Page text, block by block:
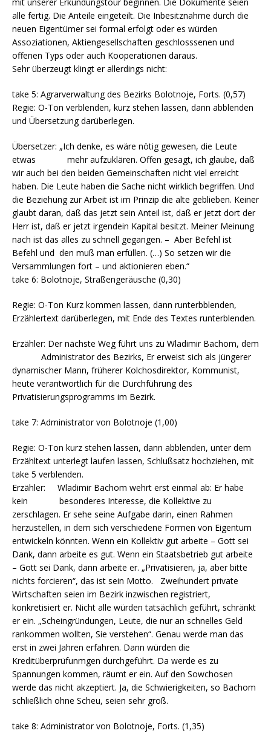
alle fertig. Die Anteile eingeteilt. Die Inbesitznahme durch die
neuen Eigentümer sei formal erfolgt oder es würden
Assoziationen, Aktiengesellschaften geschlosssenen und
offenen Typs oder auch Kooperationen daraus.
Sehr überzeugt klingt er allerdings nicht:
take 5: Agrarverwaltung des Bezirks Bolotnoje, Forts. (0,57)
Regie: O-Ton verblenden, kurz stehen lassen, dann abblenden
und Übersetzung darüberlegen.
Übersetzer: „Ich denke, es wäre nötig gewesen, die Leute
etwas mehr aufzuklären. Offen gesagt, ich glaube, daß
wir auch bei den beiden Gemeinschaften nicht viel erreicht
haben. Die Leute haben die Sache nicht wirklich begriffen. Und
die Beziehung zur Arbeit ist im Prinzip die alte geblieben. Keiner
glaubt daran, daß das jetzt sein Anteil ist, daß er jetzt dort der
Herr ist, daß er jetzt irgendein Kapital besitzt. Meiner Meinung
nach ist das alles zu schnell gegangen. – Aber Befehl ist
Befehl und den muß man erfüllen. (…) So setzen wir die
Versammlungen fort – und aktionieren eben.“
take 6: Bolotnoje, Straßengeräusche (0,30)
Regie: O-Ton Kurz kommen lassen, dann runterbblenden,
Erzählertext darüberlegen, mit Ende des Textes runterblenden.
Erzähler: Der nächste Weg führt uns zu Wladimir Bachom, dem
Administrator des Bezirks, Er erweist sich als jüngerer
dynamischer Mann, früherer Kolchosdirektor, Kommunist,
heute verantwortlich für die Durchführung des
Privatisierungsprogramms im Bezirk.
take 7: Administrator von Bolotnoje (1,00)
Regie: O-Ton kurz stehen lassen, dann abblenden, unter dem
Erzähltext unterlegt laufen lassen, Schlußsatz hochziehen, mit
take 5 verblenden.
Erzähler: Wladimir Bachom wehrt erst einmal ab: Er habe
kein besonderes Interesse, die Kollektive zu
zerschlagen. Er sehe seine Aufgabe darin, einen Rahmen
herzustellen, in dem sich verschiedene Formen von Eigentum
entwickeln könnten. Wenn ein Kollektiv gut arbeite – Gott sei
Dank, dann arbeite es gut. Wenn ein Staatsbetrieb gut arbeite
– Gott sei Dank, dann arbeite er. „Privatisieren, ja, aber bitte
nichts forcieren“, das ist sein Motto. Zweihundert private
Wirtschaften seien im Bezirk inzwischen registriert,
konkretisiert er. Nicht alle würden tatsächlich geführt, schränkt
er ein. „Scheingründungen, Leute, die nur an schnelles Geld
rankommen wollten, Sie verstehen“. Genau werde man das
erst in zwei Jahren erfahren. Dann würden die
Kreditüberprüfunmgen durchgeführt. Da werde es zu
Spannungen kommen, räumt er ein. Auf den Sowchosen
werde das nicht akzeptiert. Ja, die Schwierigkeiten, so Bachom
schließlich ohne Scheu, seien sehr groß.
take 8: Administrator von Bolotnoje, Forts. (1,35)